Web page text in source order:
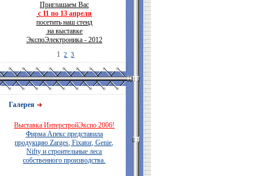
Приглашаем Вас
с 11 по 13 апреля
посетить наш стенд
на выставке
ЭкспоЭлектроника - 2012
1
2 3
Галерея
Выставка ИнтерстройЭкспо 2006!
Фирма Апекс представила
продукцию Zarges, Fixator, Genie,
Nifty и строительные леса
собственного производства.